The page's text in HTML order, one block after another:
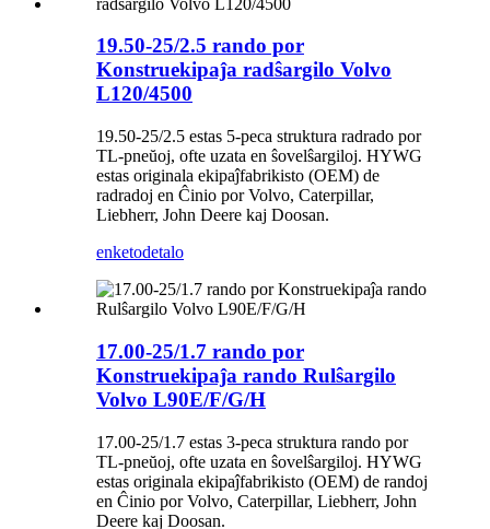
19.50-25/2.5 rando por
Konstruekipaĵa radŝargilo Volvo
L120/4500
19.50-25/2.5 estas 5-peca struktura radrado por
TL-pneŭoj, ofte uzata en ŝovelŝargiloj. HYWG
estas originala ekipaĵfabrikisto (OEM) de
radradoj en Ĉinio por Volvo, Caterpillar,
Liebherr, John Deere kaj Doosan.
enketodetalo
17.00-25/1.7 rando por
Konstruekipaĵa rando Rulŝargilo
Volvo L90E/F/G/H
17.00-25/1.7 estas 3-peca struktura rando por
TL-pneŭoj, ofte uzata en ŝovelŝargiloj. HYWG
estas originala ekipaĵfabrikisto (OEM) de randoj
en Ĉinio por Volvo, Caterpillar, Liebherr, John
Deere kaj Doosan.